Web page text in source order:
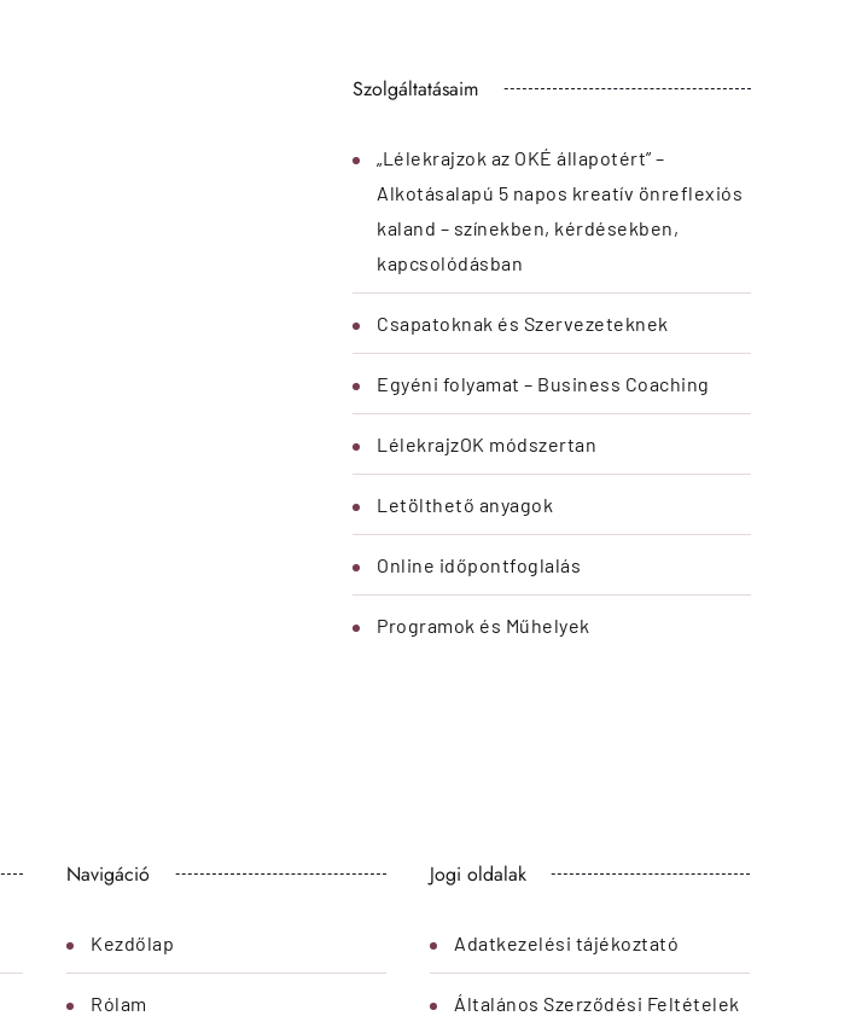
Szolgáltatásaim
„Lélekrajzok az OKÉ állapotért” –
Alkotásalapú 5 napos kreatív önreflexiós
kaland – színekben, kérdésekben,
kapcsolódásban
Csapatoknak és Szervezeteknek
Egyéni folyamat – Business Coaching
LélekrajzOK módszertan
Letölthető anyagok
Online időpontfoglalás
Programok és Műhelyek
Navigáció
Kezdőlap
Rólam
Jogi oldalak
Adatkezelési tájékoztató
Általános Szerződési Feltételek